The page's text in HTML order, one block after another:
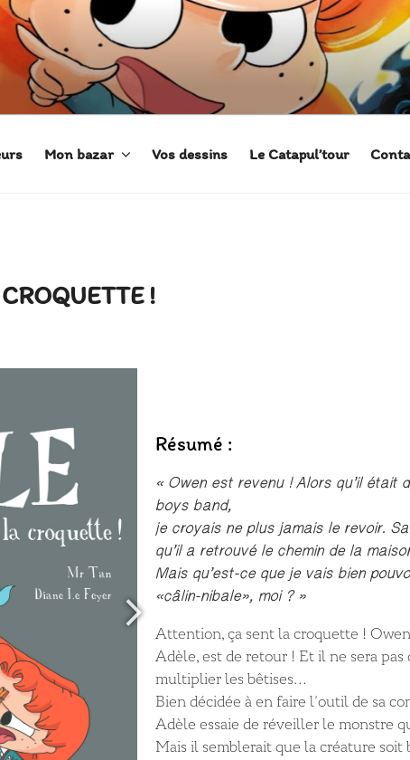
Mon bazar Vos dessins Le Catapul’tour
!
Résumé :
« Owen est revenu ! Alors qu’il était
boys band,
je croyais ne plus jamais le revoir.
qu’il a retrouvé le chemin de la
Mais qu’est-ce que je vais bien
«câlin-nibale», moi ? »
Attention, ça sent la croquette !
Adèle, est de retour ! Et il ne sera pas
multiplier les bêtises…
Bien décidée à en faire l’outil de sa
Adèle essaie de réveiller le monstre
Mais il semblerait que la créature